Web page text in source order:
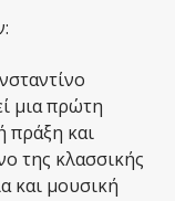
μια πρώτη
πράξη και
της κλασσικής
και μουσική